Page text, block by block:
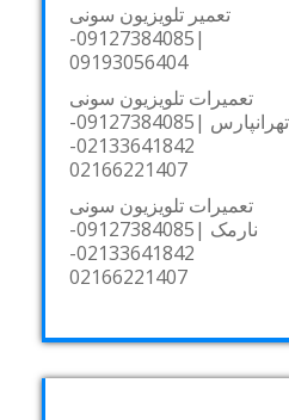
تعمیر تلویزیون سونی
|09127384085-
09193056404
تعمیرات تلویزیون سونی
تهرانپارس |09127384085-
02133641842-
02166221407
تعمیرات تلویزیون سونی
نارمک |09127384085-
02133641842-
02166221407